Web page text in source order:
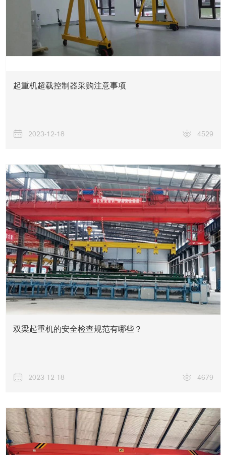
矿山风貌
起重机超载控制器采购注意事项
2023-12-18 4529
双梁起重机的安全检查规范有哪些？
2023-12-18 4679